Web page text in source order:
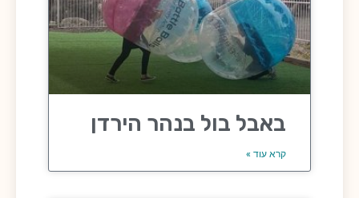
באבל בול בנהר הירדן
קרא עוד »